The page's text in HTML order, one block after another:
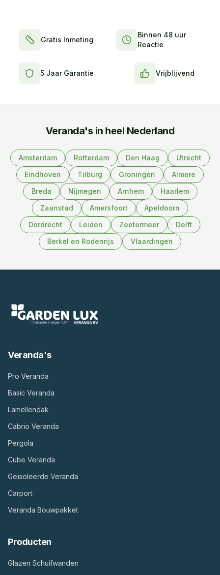
Gratis Inmeting
Binnen 48 uur
Reactie
5 Jaar Garantie Vrijblijvend
Veranda's in heel Nederland
Amsterdam Rotterdam Den Haag
Utrecht
Eindhoven
Tilburg Groningen
Almere
Breda
Nijmegen Arnhem
Haarlem
Zaanstad
Amersfoort
Apeldoorn
Dordrecht
Leiden Zoetermeer
Delft
Berkel en Rodenrijs
Vlaardingen
Veranda's
Pro Veranda
Basic Veranda
Lamellendak
Cabrio Veranda
Pergola
Cube Veranda
Geïsoleerde Veranda
Carport
Veranda Bouwpakket
Producten
Glazen Schuifwanden